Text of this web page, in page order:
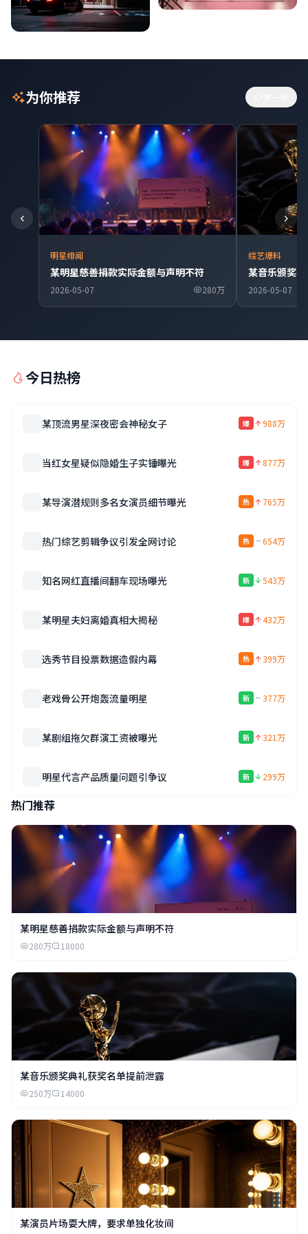
为你推荐
明星绯闻
某明星慈善捐款实际金额与声明不符
2026-05-07 280万
综艺爆料
某音乐颁奖
2026-05-07
今日热榜
某顶流男星深夜密会神秘女子 爆 988万
当红女星疑似隐婚生子实锤曝光 爆 877万
某导演潜规则多名女演员细节曝光 热 765万
热门综艺剪辑争议引发全网讨论 热 654万
知名网红直播间翻车现场曝光 新 543万
某明星夫妇离婚真相大揭秘 爆 432万
选秀节目投票数据造假内幕 热 399万
老戏骨公开炮轰流量明星 新 377万
某剧组拖欠群演工资被曝光 新 321万
明星代言产品质量问题引争议 新 299万
热门推荐
某明星慈善捐款实际金额与声明不符
280万 18000
某音乐颁奖典礼获奖名单提前泄露
250万 14000
某演员片场耍大牌，要求单独化妆间